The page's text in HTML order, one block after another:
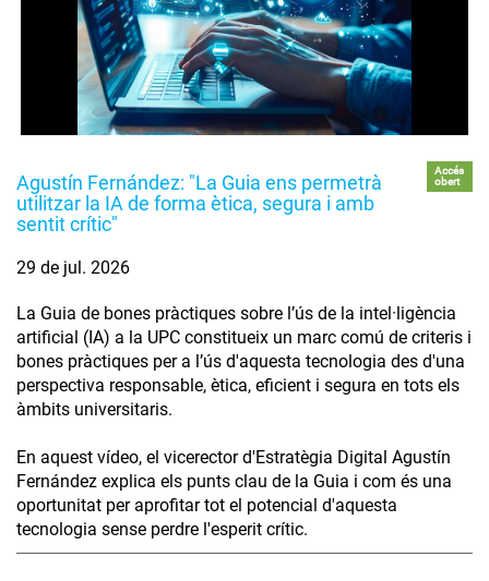
Agustín Fernández: "La Guia ens permetrà
utilitzar la IA de forma ètica, segura i amb
sentit crític"
Accés
obert
29 de jul. 2026
La Guia de bones pràctiques sobre l’ús de la intel·ligència
artificial (IA) a la UPC constitueix un marc comú de criteris i
bones pràctiques per a l’ús d'aquesta tecnologia des d'una
perspectiva responsable, ètica, eficient i segura en tots els
àmbits universitaris.
En aquest vídeo, el vicerector d'Estratègia Digital Agustín
Fernández explica els punts clau de la Guia i com és una
oportunitat per aprofitar tot el potencial d'aquesta
tecnologia sense perdre l'esperit crític.